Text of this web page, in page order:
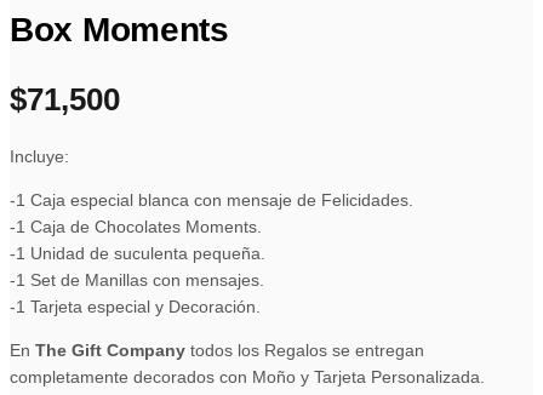
Box Moments
$71,500
Incluye:
-1 Caja especial blanca con mensaje de Felicidades.
-1 Caja de Chocolates Moments.
-1 Unidad de suculenta pequeña.
-1 Set de Manillas con mensajes.
-1 Tarjeta especial y Decoración.
En The Gift Company todos los Regalos se entregan
completamente decorados con Moño y Tarjeta Personalizada.